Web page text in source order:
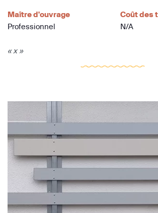
Maître d'ouvrage
Professionnel
Coût des
N/A
« x »